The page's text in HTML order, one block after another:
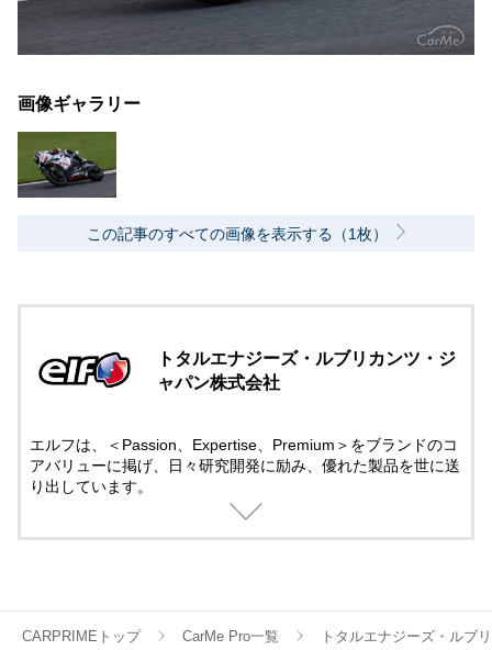
画像ギャラリー
この記事のすべての画像を表示する（1枚）
トタルエナジーズ・ルブリカンツ・ジ
ャパン株式会社
エルフは、＜Passion、Expertise、Premium＞をブランドのコ
アバリューに掲げ、日々研究開発に励み、優れた製品を世に送
り出しています。
モータースポーツには50年以上にも及び先進テクノロジーでサ
ブランドとして、エルフの製品は世界中のお客様から信頼され
ています。
CARPRIMEトップ CarMe Pro一覧 トタルエナジーズ・ルブ